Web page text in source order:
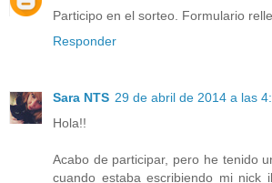
Participo en el sorteo. Formulario
Responder
Sara NTS 29 de abril de 2014 a las
Hola!!
Acabo de participar, pero he tenido
cuando estaba escribiendo mi nick